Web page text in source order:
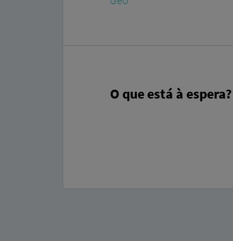
O que está à espera?